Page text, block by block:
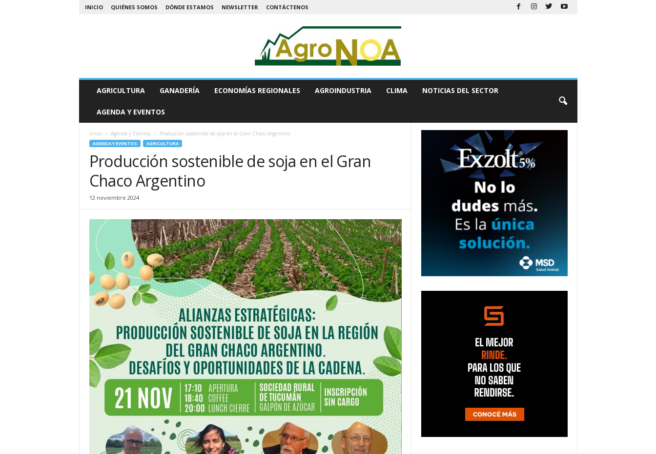
INICIO QUIÉNES SOMOS DÓNDE ESTAMOS NEWSLETTER CONTÁCTENOS
N
AGRICULTURA GANADERÍA ECONOMÍAS REGIONALES AGROINDUSTRIA CLIMA NOTICIAS DEL SECTOR
AGENDA Y EVENTOS
Inicio Agenda y Eventos Producción sostenible de soja en el Gran Chaco Argentino
AGENDA Y EVENTOS AGRICULTURA
Producción sostenible de soja en el Gran
Chaco Argentino
12 noviembre 2024